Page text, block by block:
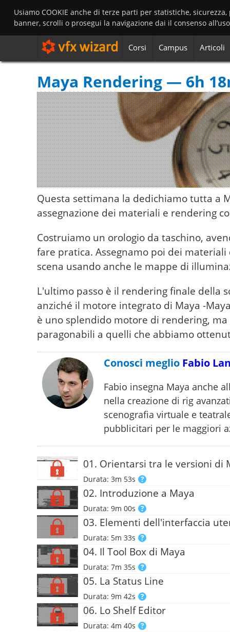
Usiamo COOKIE anche di terze parti per statistiche,
banner, scrolli o prosegui la navigazione dai il consenso
Corsi Campus Articoli
Maya Rendering — 6h
Questa settimana la dedichiamo tutta a
assegnazione dei materiali e rendering
Costruiamo un orologio da taschino,
fare pratica. Assegnamo poi dei
scena usando anche le mappe di
L'ultimo passo è il rendering finale della
anziché il motore integrato di Maya -
è uno splendido motore di rendering,
paragonabili a quelli che abbiamo
Conosci meglio Fabio
Fabio insegna Maya anche
nella creazione di rig
scenografia virtuale e
pubblicitari per le maggiori
01. Orientarsi tra le versioni di
Durata: 3m 53s
02. Introduzione a Maya
Durata: 9m 00s
03. Elementi dell'interfaccia
Durata: 5m 33s
04. Il Tool Box di Maya
Durata: 7m 35s
05. La Status Line
Durata: 9m 42s
06. Lo Shelf Editor
Durata: 4m 40s